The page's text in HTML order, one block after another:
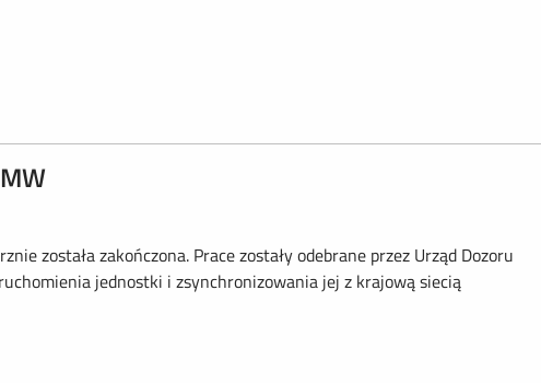
została zakończona. Prace zostały odebrane przez Urząd Dozoru
jednostki i zsynchronizowania jej z krajową siecią